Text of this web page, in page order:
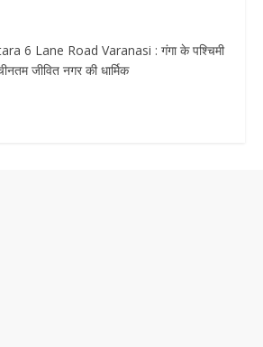
6 Lane Road Varanasi : गंगा के पश्चिमी
जीवित नगर की धार्मिक